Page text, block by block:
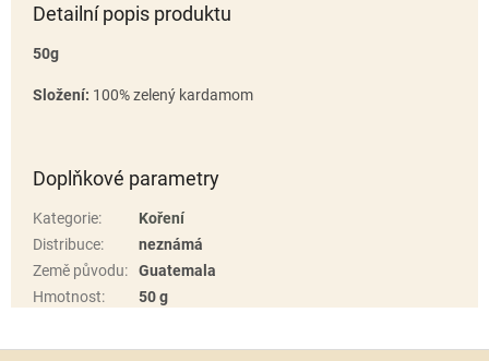
Detailní popis produktu
50g
Složení: 100% zelený kardamom
Doplňkové parametry
Kategorie:
Koření
Distribuce:
neznámá
Země původu:
Guatemala
Hmotnost: 50 g